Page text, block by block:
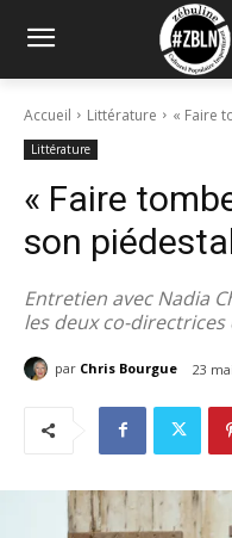
Accueil Littérature « Faire
Littérature
« Faire
son
Entretien avec Nadia
les deux co-directrices
par Chris Bourgue 23